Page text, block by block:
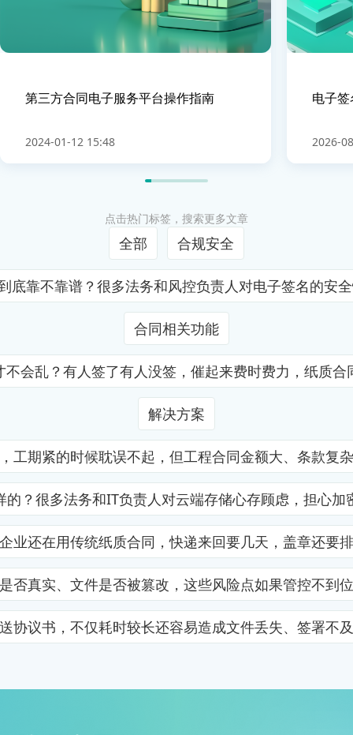
第三方合同电子服务平台操作指南
2024-01-12 15:48
电子
2026-
点击热门标签，搜索更多文章
全部 合规安全
靠不靠谱？很多法务和风控负责人对电子签名的
合同相关功能
会乱？有人签了有人没签，催起来费时费力，纸质
解决方案
期紧的时候耽误不起，但工程合同金额大、条款
很多法务和IT负责人对云端存储心存顾虑，担
还在用传统纸质合同，快递来回要几天，盖章还
真实、文件是否被篡改，这些风险点如果管控不
议书，不仅耗时较长还容易造成文件丢失、签署